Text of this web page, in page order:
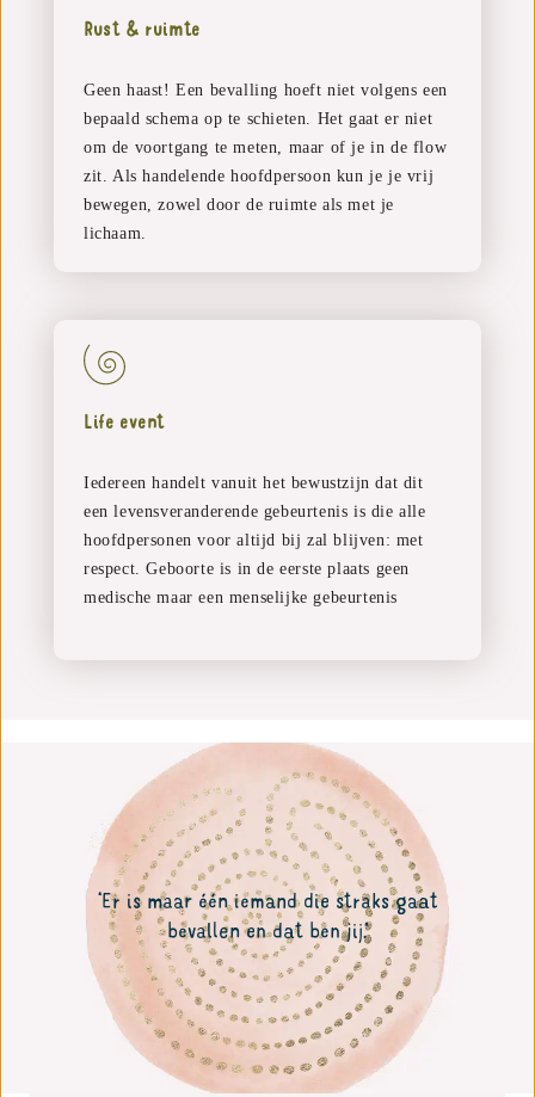
Rust & ruimte
Geen haast! Een bevalling hoeft niet volgens een
bepaald schema op te schieten. Het gaat er niet
om de voortgang te meten, maar of je in de flow
zit. Als handelende hoofdpersoon kun je je vrij
bewegen, zowel door de ruimte als met je
lichaam.
Life event
Iedereen handelt vanuit het bewustzijn dat dit
een levensveranderende gebeurtenis is die alle
hoofdpersonen voor altijd bij zal blijven: met
respect. Geboorte is in de eerste plaats geen
medische maar een menselijke gebeurtenis
‘Er is maar één iemand die straks gaat
bevallen en dat ben jij.’